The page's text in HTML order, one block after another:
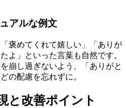
アルな例文
褒めてくれて嬉しい」「ありが
よ」といった言葉も自然です。
崩し過ぎないよう、「ありがと
の配慮を忘れずに。
と改善ポイント